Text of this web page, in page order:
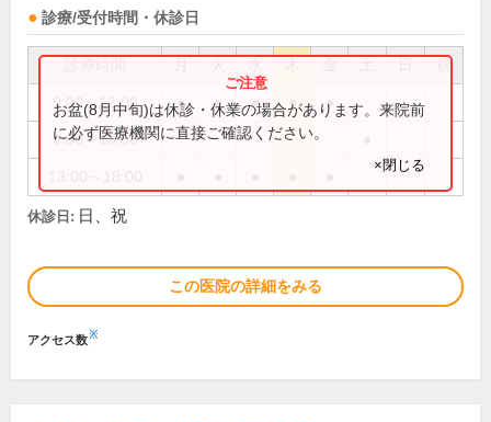
診療/受付時間・休診日
祝
9:00～12:00 ● ● ● ● ●
9:00～13:00
お盆(8月中旬)は休診・休業の場合があります。来院前
に必ず医療機関に直接ご確認ください。
×閉じる
休診日: 日、祝
この医院の詳細をみる
アクセス数※